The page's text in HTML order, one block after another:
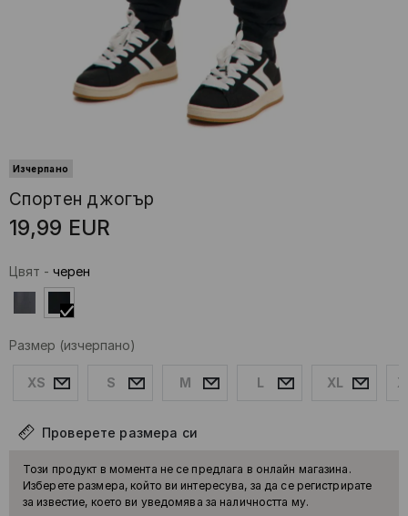
Изчерпано
Спортен джогър
19,99 EUR
Цвят - черeн
Размер (изчерпано)
XS S M L XL
Проверете размера си
Този продукт в момента не се предлага в онлайн магазина.
Изберете размера, който ви интересува, за да се регистрирате
за известие, което ви уведомява за наличността му.